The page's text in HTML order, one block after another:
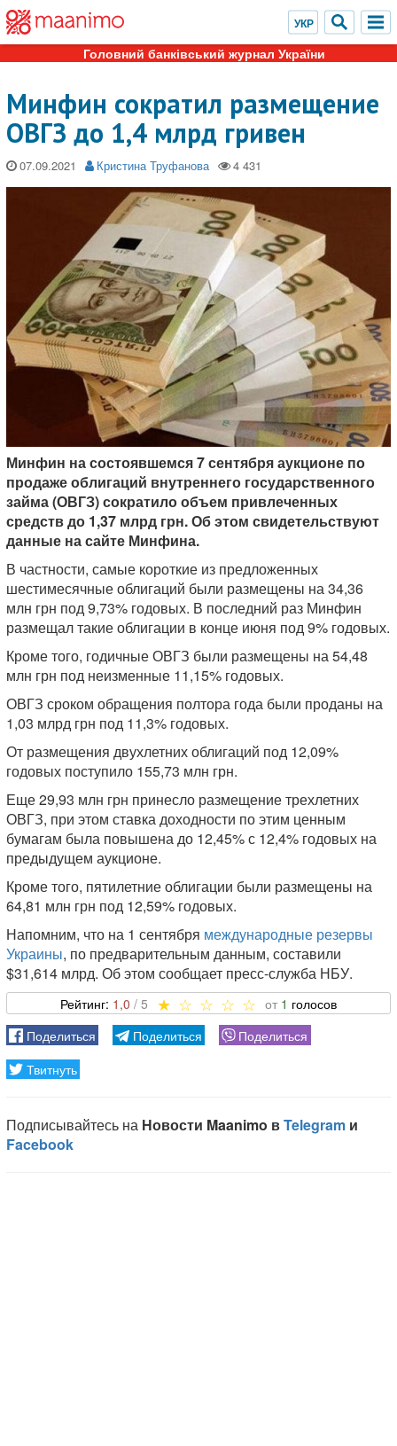
Головний банківський журнал України
Минфин сократил размещение
ОВГЗ до 1,4 млрд гривен
07.09.2021 Кристина Труфанова
Минфин на состоявшемся 7 сентября аукционе по
продаже облигаций внутреннего государственного
займа (ОВГЗ) сократило объем привлеченных
средств до 1,37 млрд грн. Об этом свидетельствуют
данные на сайте Минфина.
В частности, самые короткие из предложенных
шестимесячные облигаций были размещены на 34,36
млн грн под 9,73% годовых. В последний раз Минфин
размещал такие облигации в конце июня под 9% годовых.
Кроме того, годичные ОВГЗ были размещены на 54,48
млн грн под неизменные 11,15% годовых.
ОВГЗ сроком обращения полтора года были проданы на
1,03 млрд грн под 11,3% годовых.
От размещения двухлетних облигаций под 12,09%
годовых поступило 155,73 млн грн.
Еще 29,93 млн грн принесло размещение трехлетних
ОВГЗ, при этом ставка доходности по этим ценным
бумагам была повышена до 12,45% с 12,4% годовых на
предыдущем аукционе.
Кроме того, пятилетние облигации были размещены на
64,81 млн грн под 12,59% годовых.
Напомним, что на 1 сентября международные резервы
Украины, по предварительным данным, составили
$31,614 млрд. Об этом сообщает пресс-служба НБУ.
1,0 1